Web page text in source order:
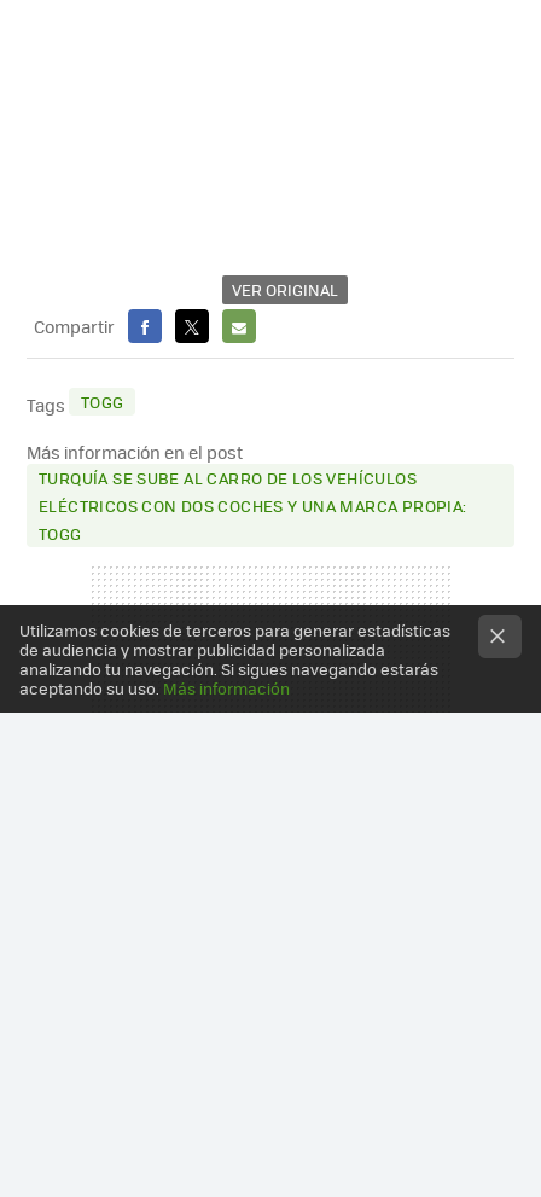
VER ORIGINAL
Compartir
FACEBOOK
X
E-
Tags TOGG
Más información en el post
TURQUÍA SE SUBE AL CARRO DE LOS VEHÍCULOS
ELÉCTRICOS CON DOS COCHES Y UNA MARCA PROPIA:
TOGG
Utilizamos cookies de terceros para generar estadísticas
de audiencia y mostrar publicidad personalizada
analizando tu navegación. Si sigues navegando estarás
aceptando su uso. Más información